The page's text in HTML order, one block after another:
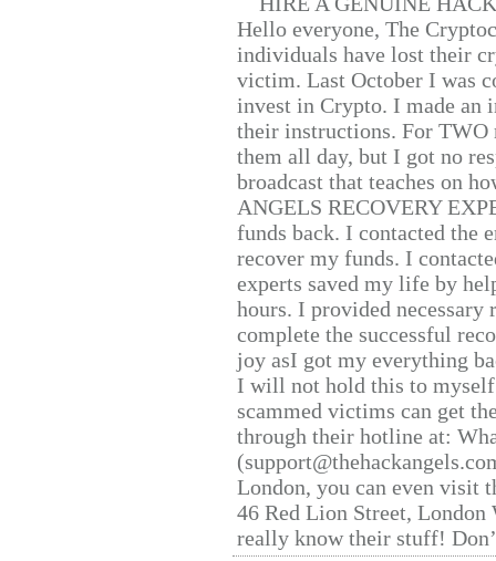
Hello everyone, The
individuals have lost their
victim. Last October I was
invest in Crypto. I made
their instructions. For TWO
them all day, but I got no
broadcast that teaches on
ANGELS RECOVERY
funds back. I contacted the
recover my funds. I
experts saved my life by
hours. I provided
complete the successful
joy asI got my everything
I will not hold this to
scammed victims can get
through their hotline at:
London, you can even visit
46 Red Lion Street, London
really know their stuff!